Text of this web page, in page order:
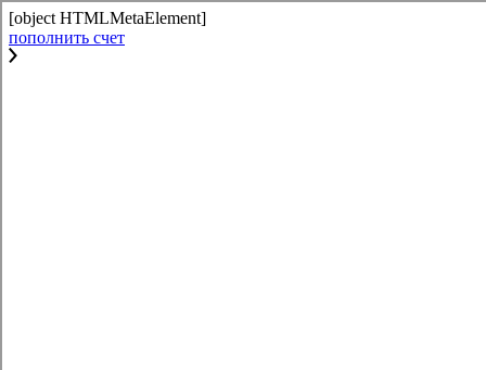
[object HTMLMetaElement]
пополнить счет